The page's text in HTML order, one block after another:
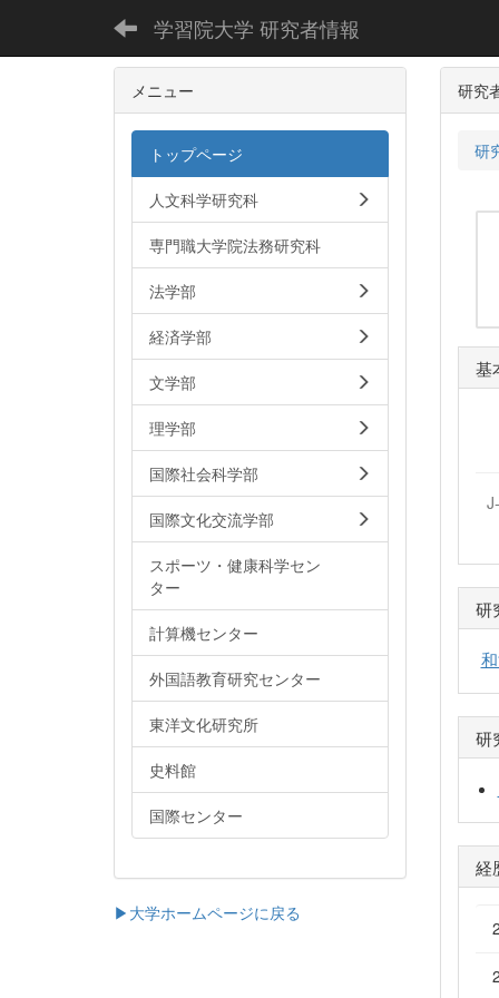
学習院大学 研究者情報
研究
研
基
研
研
経
メニュー
トップページ
人文科学研究科
専門職大学院法務研究科
法学部
経済学部
文学部
理学部
国際社会科学部
国際文化交流学部
スポーツ・健康科学セン
ター
計算機センター
外国語教育研究センター
東洋文化研究所
史料館
国際センター
▶大学ホームページに戻る